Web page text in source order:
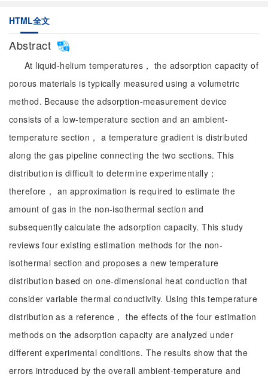
HTML全文
Abstract
At liquid-helium temperatures， the adsorption capacity of
porous materials is typically measured using a volumetric
method. Because the adsorption-measurement device
consists of a low-temperature section and an ambient-
temperature section， a temperature gradient is distributed
along the gas pipeline connecting the two sections. This
distribution is difficult to determine experimentally；
therefore， an approximation is required to estimate the
amount of gas in the non-isothermal section and
subsequently calculate the adsorption capacity. This study
reviews four existing estimation methods for the non-
isothermal section and proposes a new temperature
distribution based on one-dimensional heat conduction that
consider variable thermal conductivity. Using this temperature
distribution as a reference， the effects of the four estimation
methods on the adsorption capacity are analyzed under
different experimental conditions. The results show that the
errors introduced by the overall ambient-temperature and